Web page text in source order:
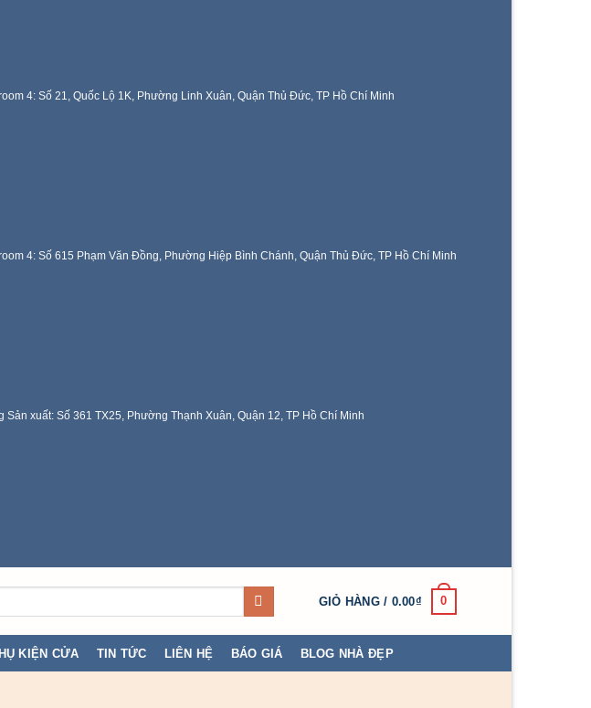
4: Số 21, Quốc Lộ 1K, Phường Linh Xuân, Quận Thủ Đức, TP Hồ Chí Minh
4: Số 615 Phạm Văn Đồng, Phường Hiệp Bình Chánh, Quận Thủ Đức, TP Hồ Chí Minh
Sản xuất: Số 361 TX25, Phường Thạnh Xuân, Quận 12, TP Hồ Chí Minh
GIỎ HÀNG / 0.00₫ 0
KIỆN CỬA TIN TỨC LIÊN HỆ BÁO GIÁ BLOG NHÀ ĐẸP